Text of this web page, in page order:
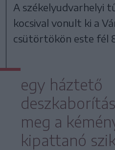
A székelyudvarhelyi
kocsival vonult ki a
csütörtökön este fél
egy háztető
meg a
kipattanó